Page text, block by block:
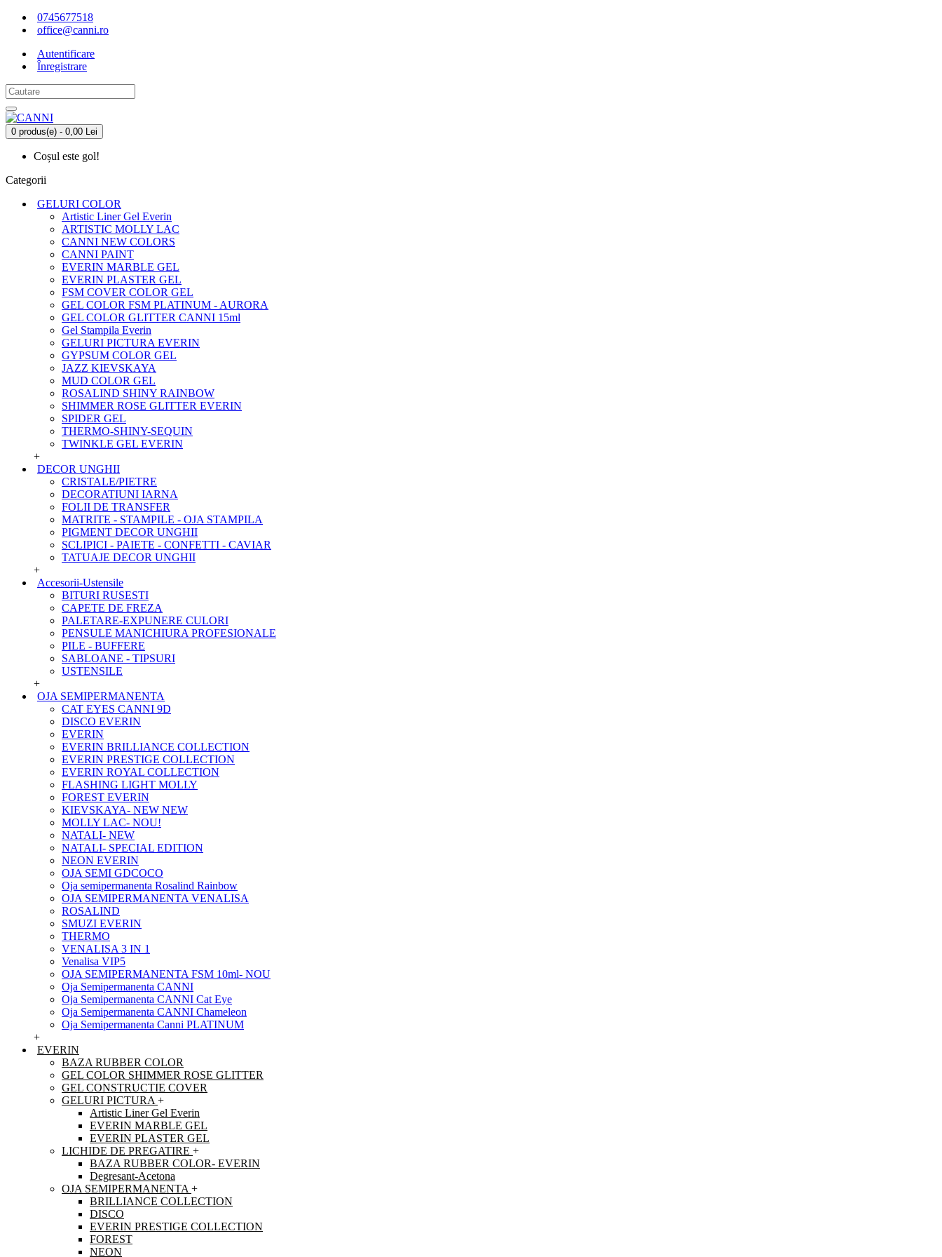
0745677518
office@canni.ro
Autentificare
Înregistrare
0 produs(e) - 0,00 Lei
Coșul este gol!
Categorii
GELURI COLOR
Artistic Liner Gel Everin
ARTISTIC MOLLY LAC
CANNI NEW COLORS
CANNI PAINT
EVERIN MARBLE GEL
EVERIN PLASTER GEL
FSM COVER COLOR GEL
GEL COLOR FSM PLATINUM - AURORA
GEL COLOR GLITTER CANNI 15ml
Gel Stampila Everin
GELURI PICTURA EVERIN
GYPSUM COLOR GEL
JAZZ KIEVSKAYA
MUD COLOR GEL
ROSALIND SHINY RAINBOW
SHIMMER ROSE GLITTER EVERIN
SPIDER GEL
THERMO-SHINY-SEQUIN
TWINKLE GEL EVERIN
+
DECOR UNGHII
CRISTALE/PIETRE
DECORATIUNI IARNA
FOLII DE TRANSFER
MATRITE - STAMPILE - OJA STAMPILA
PIGMENT DECOR UNGHII
SCLIPICI - PAIETE - CONFETTI - CAVIAR
TATUAJE DECOR UNGHII
+
Accesorii-Ustensile
BITURI RUSESTI
CAPETE DE FREZA
PALETARE-EXPUNERE CULORI
PENSULE MANICHIURA PROFESIONALE
PILE - BUFFERE
SABLOANE - TIPSURI
USTENSILE
+
OJA SEMIPERMANENTA
CAT EYES CANNI 9D
DISCO EVERIN
EVERIN
EVERIN BRILLIANCE COLLECTION
EVERIN PRESTIGE COLLECTION
EVERIN ROYAL COLLECTION
FLASHING LIGHT MOLLY
FOREST EVERIN
KIEVSKAYA- NEW NEW
MOLLY LAC- NOU!
NATALI- NEW
NATALI- SPECIAL EDITION
NEON EVERIN
OJA SEMI GDCOCO
Oja semipermanenta Rosalind Rainbow
OJA SEMIPERMANENTA VENALISA
ROSALIND
SMUZI EVERIN
THERMO
VENALISA 3 IN 1
Venalisa VIP5
OJA SEMIPERMANENTA FSM 10ml- NOU
Oja Semipermanenta CANNI
Oja Semipermanenta CANNI Cat Eye
Oja Semipermanenta CANNI Chameleon
Oja Semipermanenta Canni PLATINUM
+
EVERIN
BAZA RUBBER COLOR
GEL COLOR SHIMMER ROSE GLITTER
GEL CONSTRUCTIE COVER
GELURI PICTURA +
Artistic Liner Gel Everin
EVERIN MARBLE GEL
EVERIN PLASTER GEL
LICHIDE DE PREGATIRE +
BAZA RUBBER COLOR- EVERIN
Degresant-Acetona
OJA SEMIPERMANENTA +
BRILLIANCE COLLECTION
DISCO
EVERIN PRESTIGE COLLECTION
FOREST
NEON